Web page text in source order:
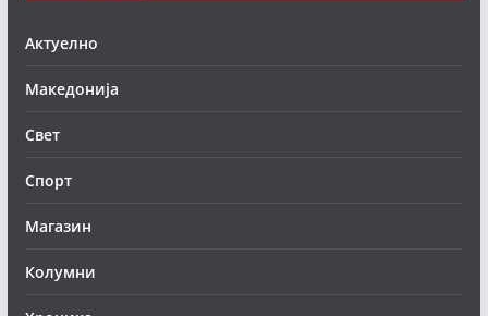
Актуелно
Македонија
Свет
Спорт
Магазин
Колумни